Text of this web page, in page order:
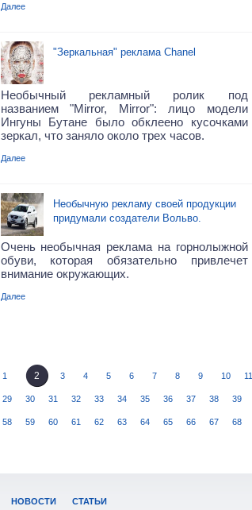
Далее
"Зеркальная" реклама Chanel
Необычный рекламный ролик под
названием "Mirror, Mirror": лицо модели
Ингуны Бутане было обклеено кусочками
зеркал, что заняло около трех часов.
Далее
Необычную рекламу своей продукции
придумали создатели Вольво.
Очень необычная реклама на горнолыжной
обуви, которая обязательно привлечет
внимание окружающих.
Далее
1 2 3 4 5 6 7 8 9 10 11
29 30 31 32 33 34 35 36 37 38 39
58 59 60 61 62 63 64 65 66 67 68
НОВОСТИ СТАТЬИ